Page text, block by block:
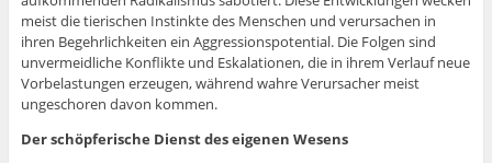
meist die tierischen Instinkte des Menschen und verursachen in
ihren Begehrlichkeiten ein Aggressionspotential. Die Folgen sind
unvermeidliche Konflikte und Eskalationen, die in ihrem Verlauf neue
Vorbelastungen erzeugen, während wahre Verursacher meist
ungeschoren davon kommen.
Der schöpferische Dienst des eigenen Wesens